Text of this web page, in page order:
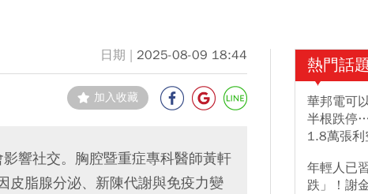
2025-08-09 18:44
加入收藏
響社交。胸腔暨重症專科醫師黃軒
皮脂腺分泌、新陳代謝與免疫力變
熱門話題
華邦電可
半根跌停
1.8萬張利
年輕人已
跌」！謝